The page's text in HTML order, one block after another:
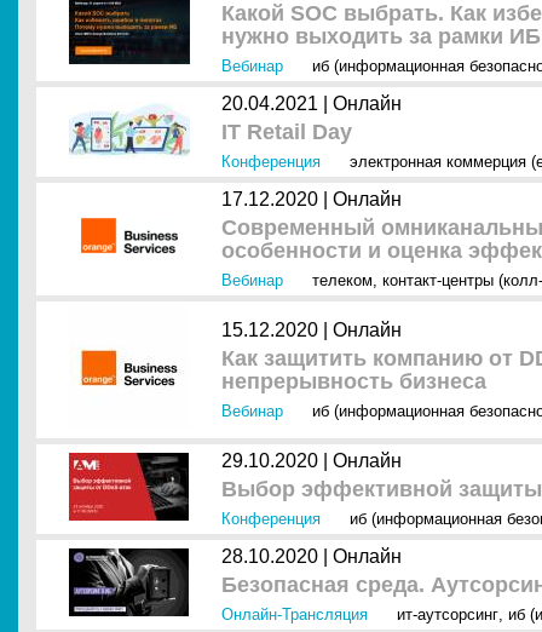
Какой SOC выбрать. Как
нужно выходить за рамки ИБ
Вебинар иб (информационная
20.04.2021 | Онлайн
IT Retail Day
Конференция электронная коммерция
17.12.2020 | Онлайн
Современный
особенности и оценка
Вебинар телеком, контакт-центры
15.12.2020 | Онлайн
Как защитить компанию от
непрерывность бизнеса
Вебинар иб (информационная
29.10.2020 | Онлайн
Выбор эффективной защиты
Конференция иб (информационная
28.10.2020 | Онлайн
Безопасная среда.
Онлайн-Трансляция ит-аутсорсинг, иб